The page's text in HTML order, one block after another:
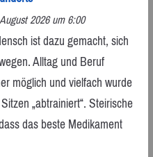
2026 um 6:00
ist dazu gemacht, sich
Alltag und Beruf
möglich und vielfach wurde
„abtrainiert“. Steirische
das beste Medikament